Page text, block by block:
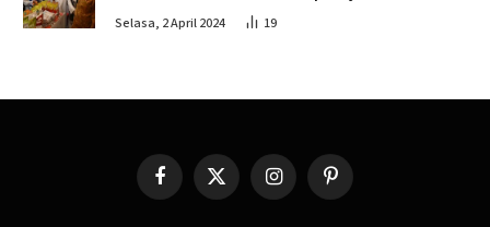
Penahapan
Selasa, 2 April 2024 19
FacebookX
(Twitter)
InstagramPinterest